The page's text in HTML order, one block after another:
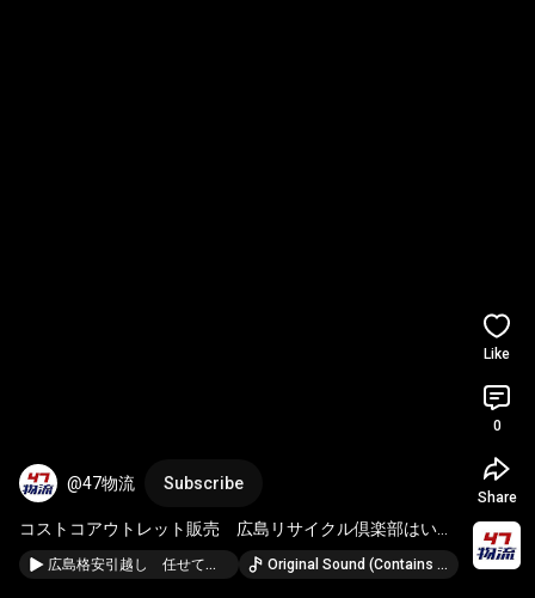
@47物流 Subscribe
コストコアウトレット販売　広島リサイクル倶楽部はいか
らさん #買取 #コストコ #広島市#コストコアウトレ
ット
広島格安引越し 任せて安心 引越は47物流 #広島市 #引越し #買取 Original Sound (Contains music from: 和心-Japan Spirit- · nanaacom)
Like
0
Share